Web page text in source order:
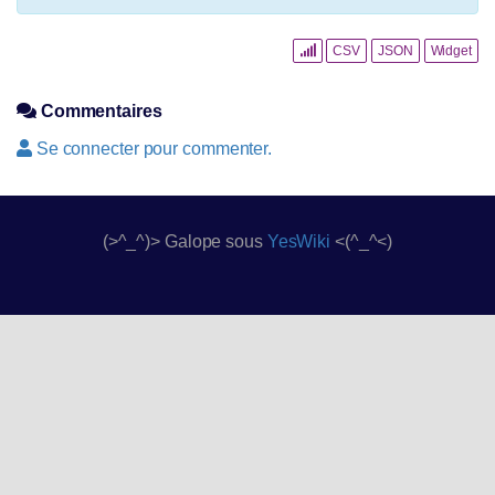
CSV JSON Widget
Commentaires
Se connecter pour commenter.
(>^_^)> Galope sous YesWiki <(^_^<)